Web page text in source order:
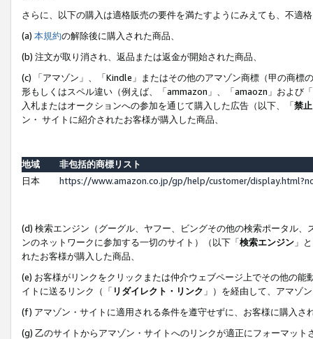
さらに、以下の購入は適格販売の要件を満たすようにみえても、不適
(a) 本規約の解除後に購入された商品、
(b) 注文が取り消され、返品または返金が開始された商品、
(c) 「アマゾン」、「Kindle」またはその他のアマゾン商標（甲の商
形もしくはスペル違い（例えば、「ammazon」、「amaozn」および
入札またはオークションへの参加を通じて購入した広告（以下、「禁
ン・ サイトに紹介されたお客様が購入した商品、
地域
非包括的商標リスト
日本
https://www.amazon.co.jp/gp/help/customer/
(d) 検索エンジン（グーグル、ヤフー、ビングその他の検索ポータル
ンのネットワークに参加する一切のサイト）（以下「検索エンジン 」
れたお客様が購入した商品、
(e) お客様がリンクをクリックまたは仲介ウェブページ上でその他の
イトに送るリンク（「 リダイレクト・リンク 」）を経由して、アマゾ
(f) アマゾン・サイトに適用される条件を遵守せずに、お客様に購入さ
(g) 乙のサイトからアマゾン・サイトへのリンクが適正にフォーマッ